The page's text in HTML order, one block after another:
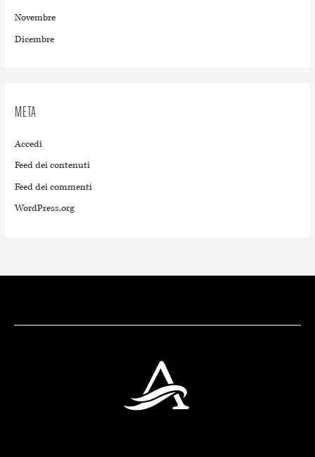
Novembre
Dicembre
META
Accedi
Feed dei contenuti
Feed dei commenti
WordPress.org